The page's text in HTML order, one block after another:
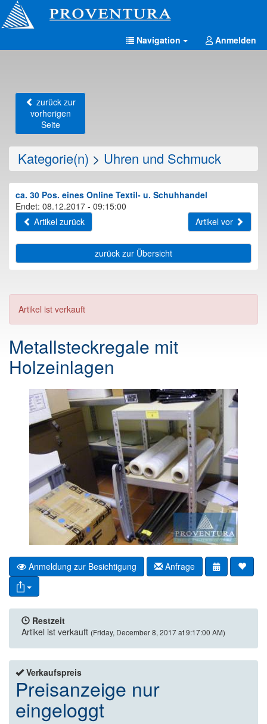
Navigation Anmelden
zurück zur
vorherigen
Seite
Kategorie(n) > Uhren und Schmuck
ca. 30 Pos. eines Online Textil- u. Schuhhandel
Endet: 08.12.2017 - 09:15:00
Artikel zurück
Artikel vor
zurück zur Übersicht
Artikel ist verkauft
Metallsteckregale mit
Holzeinlagen
Anmeldung zur Besichtigung Anfrage
Restzeit
Artikel ist verkauft (Friday, December 8, 2017 at 9:17:00 AM)
Verkaufspreis
Preisanzeige nur
eingeloggt